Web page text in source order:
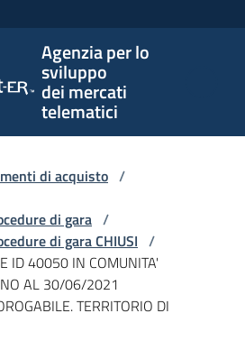
Agenzia per lo
sviluppo
dei mercati
telematici
lo
di acquisto /
di gara /
di gara CHIUSI /
ID 40050 IN COMUNITA'
AL 30/06/2021
TERRITORIO DI